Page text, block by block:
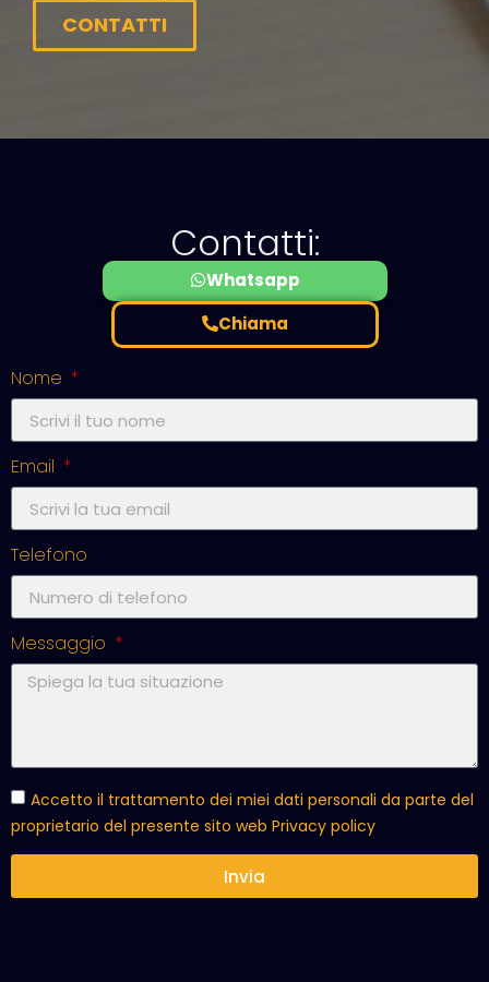
CONTATTI
Contatti:
Whatsapp
Chiama
Nome
Email
Telefono
Messaggio
Accetto il trattamento dei miei dati personali da parte del
proprietario del presente sito web Privacy policy
Invia